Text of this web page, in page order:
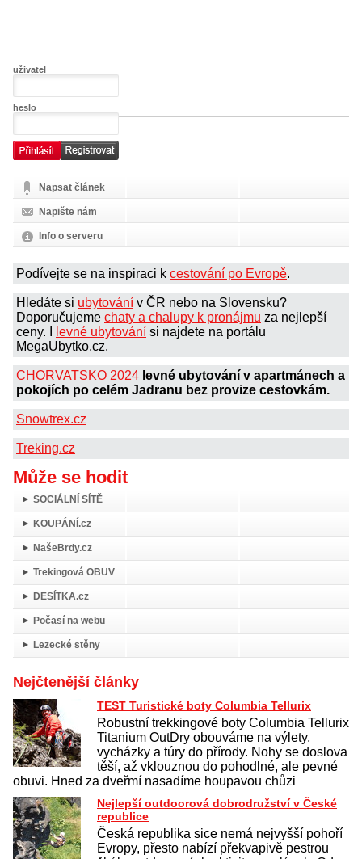
uživatel
heslo
Napsat článek
Napište nám
Info o serveru
Podívejte se na inspiraci k cestování po Evropě.
Hledáte si ubytování v ČR nebo na Slovensku?
Doporučujeme chaty a chalupy k pronájmu za nejlepší
ceny. I
levné ubytování si najdete na portálu
MegaUbytko.cz.
CHORVATSKO 2024 levné ubytování v apartmánech a
pokojích po celém Jadranu bez provize cestovkám.
Snowtrex.cz
Treking.cz
Může se hodit
SOCIÁLNÍ SÍTĚ
KOUPÁNÍ.cz
NašeBrdy.cz
Trekingová OBUV
DESÍTKA.cz
Počasí na webu
Lezecké stěny
Nejčtenější články
TEST Turistické boty Columbia Tellurix
Robustní trekkingové boty Columbia Tellurix
Titanium OutDry obouváme na výlety,
vycházky a túry do přírody. Nohy se doslova
těší, až vklouznou do pohodlné, ale pevné
obuvi. Hned za dveřmí nasadíme houpavou chůzi
Nejlepší outdoorová dobrodružství v České
republice
Česká republika sice nemá nejvyšší pohoří
Evropy, přesto nabízí překvapivě pestrou